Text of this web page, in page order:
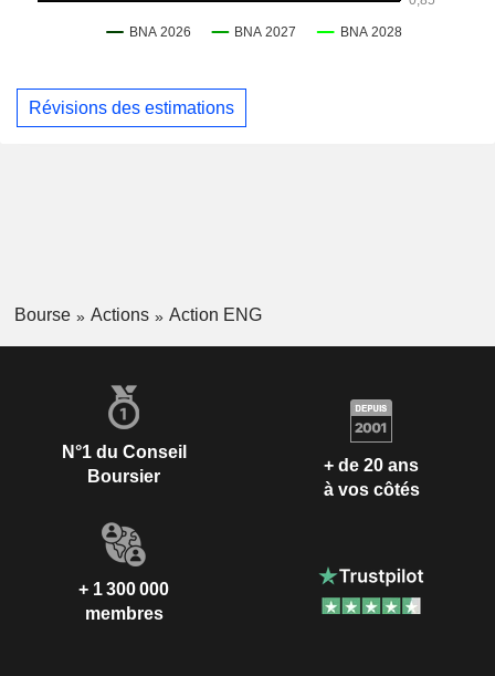
Révisions des estimations
Bourse Actions Action ENG
N°1 du Conseil
Boursier
+ de 20 ans
à vos côtés
+ 1 300 000
membres